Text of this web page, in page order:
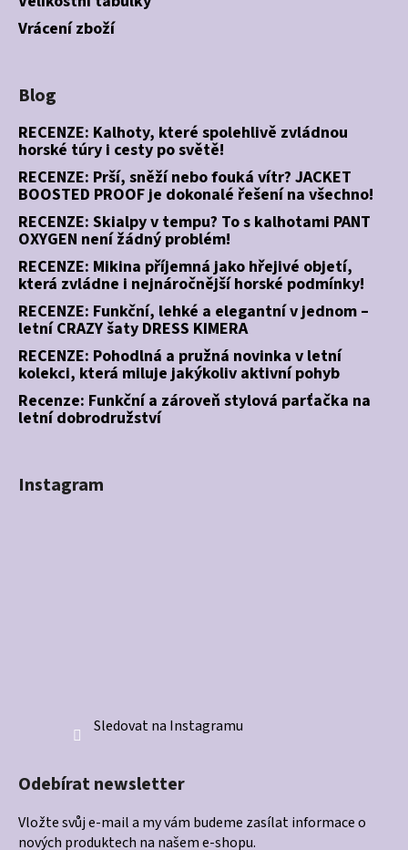
Vrácení zboží
Blog
RECENZE: Kalhoty, které spolehlivě zvládnou
horské túry i cesty po světě!
RECENZE: Prší, sněží nebo fouká vítr? JACKET
BOOSTED PROOF je dokonalé řešení na všechno!
RECENZE: Skialpy v tempu? To s kalhotami PANT
OXYGEN není žádný problém!
RECENZE: Mikina příjemná jako hřejivé objetí,
která zvládne i nejnáročnější horské podmínky!
RECENZE: Funkční, lehké a elegantní v jednom –
letní CRAZY šaty DRESS KIMERA
RECENZE: Pohodlná a pružná novinka v letní
kolekci, která miluje jakýkoliv aktivní pohyb
Recenze: Funkční a zároveň stylová parťačka na
letní dobrodružství
Instagram
Sledovat na Instagramu
Odebírat newsletter
Vložte svůj e-mail a my vám budeme zasílat informace o
nových produktech na našem e-shopu.